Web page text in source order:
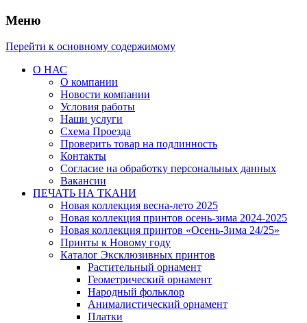
Меню
Перейти к основному содержимому
О НАС
О компании
Новости компании
Условия работы
Наши услуги
Схема Проезда
Проверить товар на подлинность
Контакты
Согласие на обработку персональных данных
Вакансии
ПЕЧАТЬ НА ТКАНИ
Новая коллекция весна-лето 2025
Новая коллекция принтов осень-зима 2024-2025
Новая коллекция принтов «Осень-Зима 24/25»
Принты к Новому году
Каталог Эксклюзивных принтов
Растительный орнамент
Геометрический орнамент
Народный фольклор
Анималистический орнамент
Платки